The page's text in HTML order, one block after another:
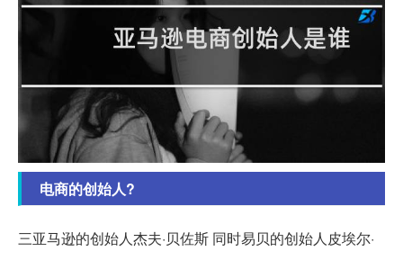
电商的创始人?
三亚马逊的创始人杰夫·贝佐斯 同时易贝的创始人皮埃尔·